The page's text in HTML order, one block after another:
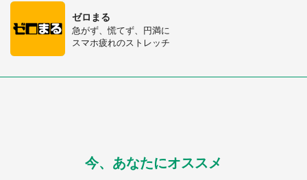
都道府選択
ゼロまる
急がず、慌てず、円満に
スマホ疲れのストレッチ
今、あなたにオススメ